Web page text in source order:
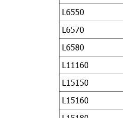
L6550
L6570
L6580
L11160
L15150
L15160